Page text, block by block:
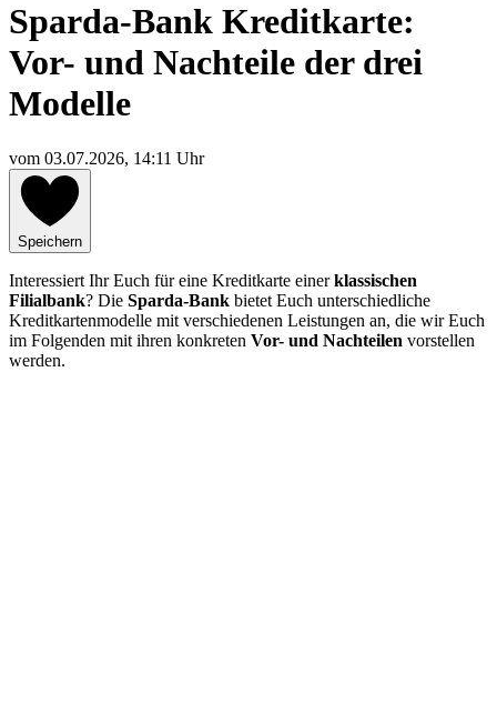
Sparda-Bank Kreditkarte:
Vor- und Nachteile der drei
Modelle
vom 03.07.2026, 14:11 Uhr
Speichern
Interessiert Ihr Euch für eine Kreditkarte einerklassischen
Filialbank? Die Sparda-Bank bietet Euch unterschiedliche
Kreditkartenmodelle mit verschiedenen Leistungen an, die wir Euch
im Folgenden mit ihren konkreten Vor- und Nachteilen vorstellen
werden.